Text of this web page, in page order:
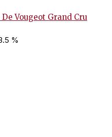
Vougeot Grand Cru
%